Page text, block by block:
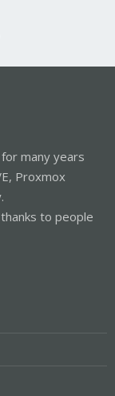
many years
Proxmox
to people